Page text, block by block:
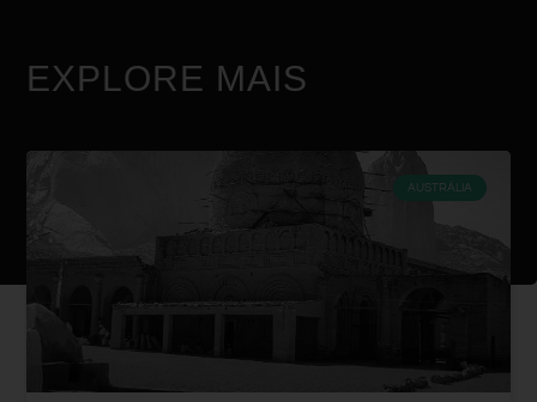
EXPLORE MAIS
AUSTRÁLIA